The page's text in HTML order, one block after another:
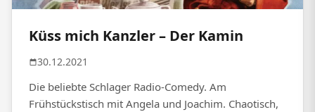
Küss mich Kanzler – Der Kamin
30.12.2021
Die beliebte Schlager Radio-Comedy. Am
Frühstückstisch mit Angela und Joachim. Chaotisch,